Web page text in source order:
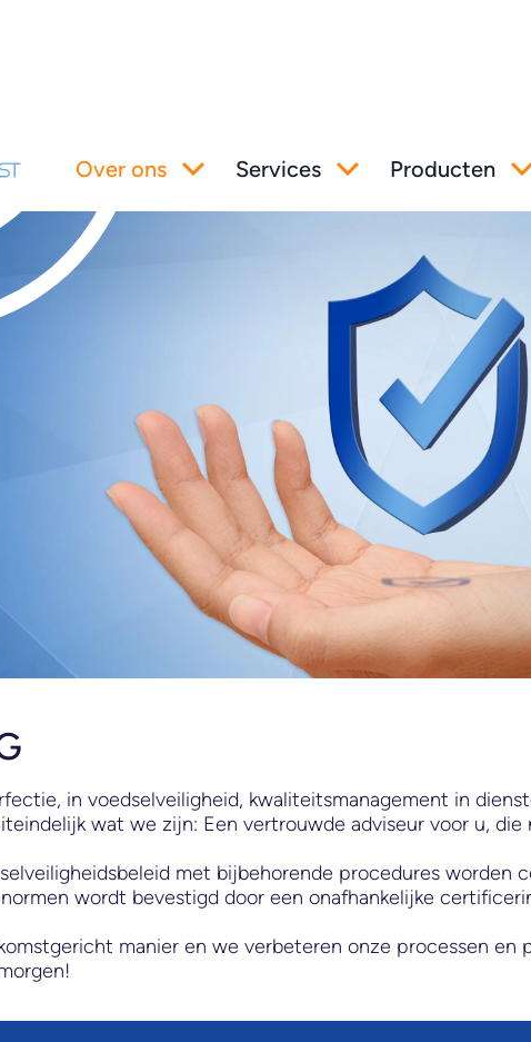
Over ons Services Producten
in voedselveiligheid, kwaliteitsmanagement in
wat we zijn: Een vertrouwde adviseur voor u,
met bijbehorende procedures worden
wordt bevestigd door een onafhankelijke
manier en we verbeteren onze processen